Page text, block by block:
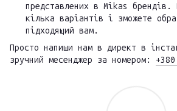
представлених в Mikas брендів.
кілька варіантів і зможете
підходящий вам.
Просто напиши нам в директ в
зручний месенджер за номером: